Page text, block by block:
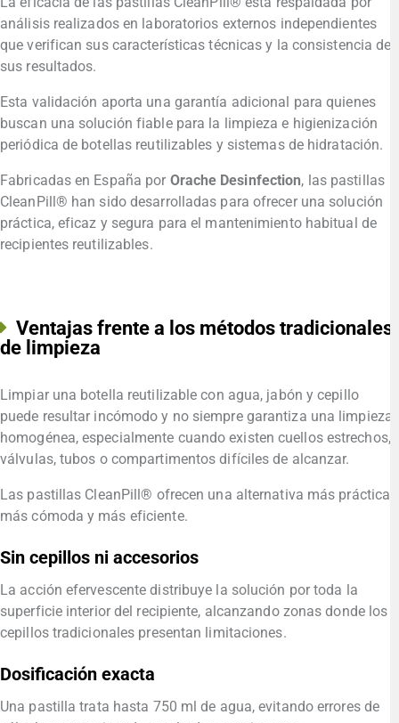
análisis realizados en laboratorios externos independientes
que verifican sus características técnicas y la consistencia de
sus resultados.
Esta validación aporta una garantía adicional para quienes
buscan una solución fiable para la limpieza e higienización
periódica de botellas reutilizables y sistemas de hidratación.
Fabricadas en España por Orache Desinfection, las pastillas
CleanPill® han sido desarrolladas para ofrecer una solución
práctica, eficaz y segura para el mantenimiento habitual de
recipientes reutilizables.
Ventajas frente a los métodos tradicionales
de limpieza
Limpiar una botella reutilizable con agua, jabón y cepillo
puede resultar incómodo y no siempre garantiza una limpieza
homogénea, especialmente cuando existen cuellos estrechos,
válvulas, tubos o compartimentos difíciles de alcanzar.
Las pastillas CleanPill® ofrecen una alternativa más práctica,
más cómoda y más eficiente.
Sin cepillos ni accesorios
La acción efervescente distribuye la solución por toda la
superficie interior del recipiente, alcanzando zonas donde los
cepillos tradicionales presentan limitaciones.
Dosificación exacta
Una pastilla trata hasta 750 ml de agua, evitando errores de